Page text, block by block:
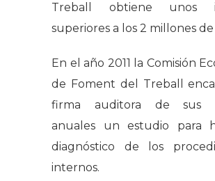
Treball obtiene unos
superiores a los 2 millones
En el año 2011 la Comisión
de Foment del Treball
firma auditora de sus
anuales un estudio para
diagnóstico de los
internos.